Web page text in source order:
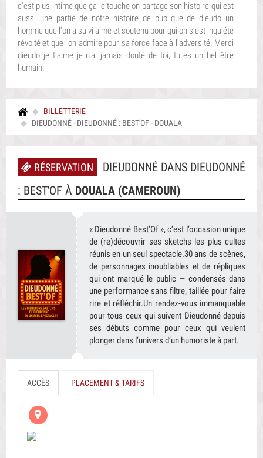
c'est plus intime que ça le touche on partage son histoire qui est
aussi une partie de notre histoire de publique de dieudo un
homme que l'on a suivi aimé et soutenu pour qui on s’est inquiété
révolté et que l’on admire pour sa force face à l'adversité. Merci
dieudo je t'aime je n'ai jamais douté de toi, tu es un bel être
humain.
Bonne rigolade–10/10
Venez vous éclater à son spectacle
Spectacle le fil d'Ariane–10/10
Très bon spectacle, très drôle et instructif. Beau cadre, on y
découvre Dieudonné le vrai, l'unique (beaucoup d'émotion à la fin
du spectacle). Merci d'être resté fort comme un roc et de nous
Par Hamon, le 28/06/2026 à 22:11:43
Le patron de l'humour– 10/10
Je suis allée le voir hier ! Un vrai artiste avec ses valeurs qui ne
se couchera jamais comme les autres merci Dieudo déjà hâte
de pouvoir te revoir ! Merci vraiment pour cette soirée
Par Willy, le 28/06/2026 à 12:46:11
10/10
Merci Dieudonné de tenir bon face à la censure !
Par Coco74150, le 15/06/2026 à 01:30:55
BILLETTERIE
DIEUDONNÉ - DIEUDONNÉ : BEST'OF - DOUALA
RÉSERVATION
DIEUDONNÉ DANS DIEUDONNÉ
: BEST'OF À DOUALA (CAMEROUN)
« Dieudonné Best’Of », c’est l’occasion unique
de (re)découvrir ses sketchs les plus cultes
réunis en un seul spectacle.30 ans de scènes,
de personnages inoubliables et de répliques
qui ont marqué le public — condensés dans
une performance sans filtre, taillée pour faire
rire et réfléchir.Un rendez-vous immanquable
pour tous ceux qui suivent Dieudonné depuis
ses débuts comme pour ceux qui veulent
plonger dans l’univers d’un humoriste à part.
ACCÈS PLACEMENT & TARIFS